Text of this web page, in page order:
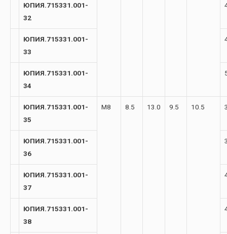
ЮПИЯ.715331.001-
32
ЮПИЯ.715331.001-
33
ЮПИЯ.715331.001-
34
ЮПИЯ.715331.001-
35
М8 8.5 13.0 9.5 10.5
ЮПИЯ.715331.001-
36
ЮПИЯ.715331.001-
37
ЮПИЯ.715331.001-
38